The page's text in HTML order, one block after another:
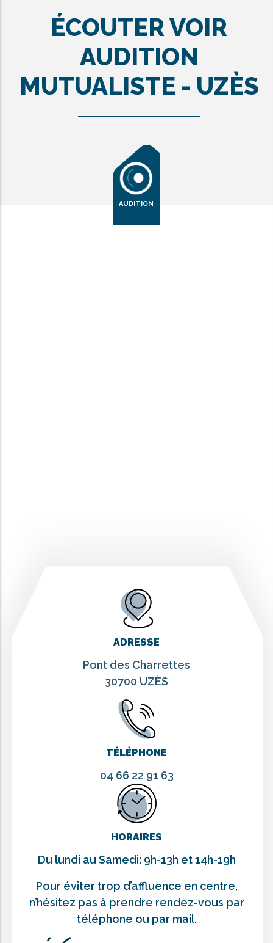
ÉCOUTER VOIR
AUDITION
MUTUALISTE - UZÈS
AUDITION
ADRESSE
Pont des Charrettes
30700 UZÈS
TÉLÉPHONE
04 66 22 91 63
HORAIRES
Du lundi au Samedi: 9h-13h et 14h-19h
Pour éviter trop d’affluence en centre,
n’hésitez pas à prendre rendez-vous par
téléphone ou par mail.